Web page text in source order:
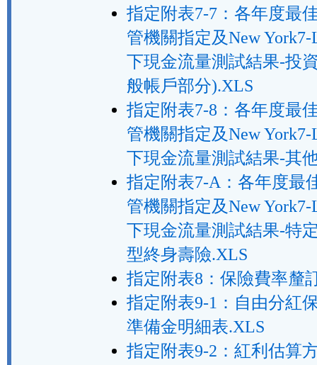
指定附表7-7：各年度最
管機關指定及New
下現金流量測試結果-投
般帳戶部分).XLS
指定附表7-8：各年度最
管機關指定及New
下現金流量測試結果-其
指定附表7-A：各年度最
管機關指定及New
下現金流量測試結果-特
型終身壽險.XLS
指定附表8：保險費率釐
指定附表9-1：自由分紅
準備金明細表.XLS
指定附表9-2：紅利估算